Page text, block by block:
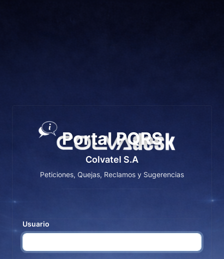
Portal PQRS
Colvatel S.A
Peticiones, Quejas, Reclamos y Sugerencias
Usuario